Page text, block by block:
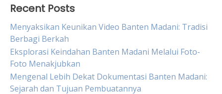
Recent Posts
Menyaksikan Keunikan Video Banten Madani: Tradisi
Berbagi Berkah
Eksplorasi Keindahan Banten Madani Melalui Foto-
Foto Menakjubkan
Mengenal Lebih Dekat Dokumentasi Banten Madani:
Sejarah dan Tujuan Pembuatannya